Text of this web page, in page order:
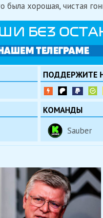
была хорошая, чистая
ПОДДЕРЖИТЕ
КОМАНДЫ
Sauber